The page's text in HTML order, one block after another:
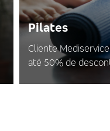
Pilates
Cliente
até 50% de